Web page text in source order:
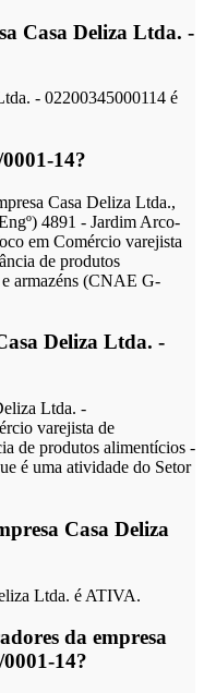
Casa Deliza Ltda. -
- 02200345000114 é
14?
Casa Deliza Ltda.,
4891 - Jardim Arco-
em Comércio varejista
de produtos
armazéns (CNAE G-
Deliza Ltda. -
Ltda. -
varejista de
de produtos alimentícios -
é uma atividade do Setor
Casa Deliza
Ltda. é ATIVA.
da empresa
14?